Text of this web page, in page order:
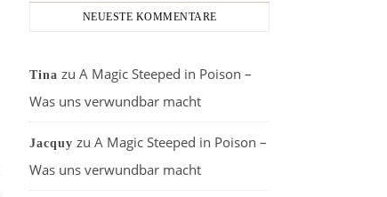
NEUESTE KOMMENTARE
Tina zu A Magic Steeped in Poison –
Was uns verwundbar macht
Jacquy zu A Magic Steeped in Poison –
Was uns verwundbar macht